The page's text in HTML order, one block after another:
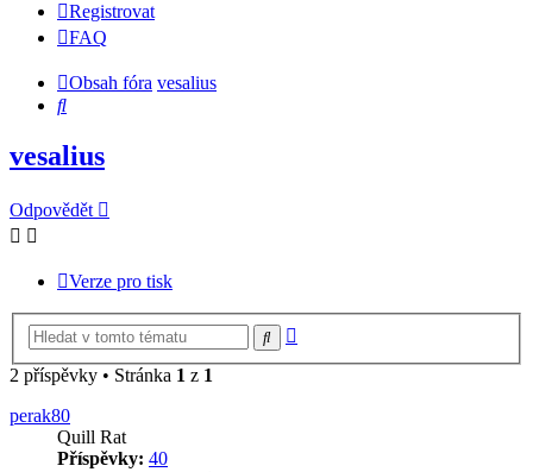
Registrovat
FAQ
Obsah fóra vesalius
Hledat
vesalius
Odpovědět
Verze pro tisk
Hledat
2 příspěvky • Stránka 1 z 1
perak80
Quill Rat
Příspěvky: 40